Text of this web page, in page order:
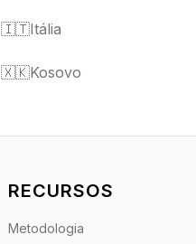
🇮🇹Itália
🇽🇰Kosovo
RECURSOS
Metodologia